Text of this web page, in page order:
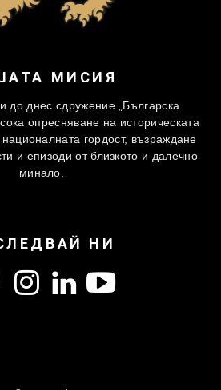
МИСИЯ
до днес сдружение „Българска
опресняване на историческата
гордост, възраждане
и епизоди от близкото и далечно
минало.
НИ